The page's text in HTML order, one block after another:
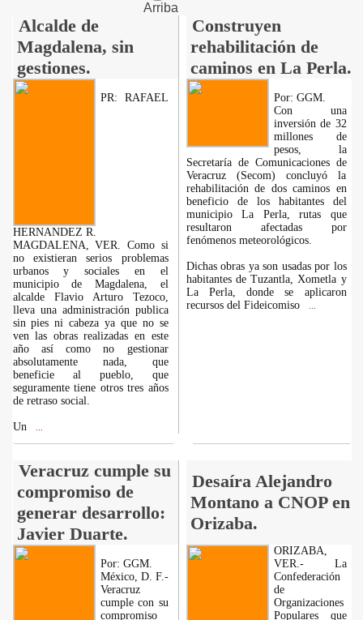
Arriba
Alcalde de
Magdalena, sin
gestiones.
Construyen
rehabilitación de
caminos en La Perla.
PR: RAFAEL
HERNANDEZ R.
MAGDALENA, VER. Como si
no existieran serios problemas
urbanos y sociales en el
municipio de Magdalena, el
alcalde Flavio Arturo Tezoco,
lleva una administración publica
sin pies ni cabeza ya que no se
ven las obras realizadas en este
año así como no gestionar
absolutamente nada, que
beneficie al pueblo, que
seguramente tiene otros tres años
de retraso social.
Un
Por: GGM.
Con una
inversión de 32
millones de
pesos, la
Secretaría de Comunicaciones de
Veracruz (Secom) concluyó la
rehabilitación de dos caminos en
beneficio de los habitantes del
municipio La Perla, rutas que
resultaron afectadas por
fenómenos meteorológicos.
Dichas obras ya son usadas por los
habitantes de Tuzantla, Xometla y
La Perla, donde se aplicaron
recursos del Fideicomiso
Veracruz cumple su
compromiso de
generar desarrollo:
Javier Duarte.
Desaíra Alejandro
Montano a CNOP en
Orizaba.
Por: GGM.
México, D. F.-
Veracruz
cumple con su
compromiso
ORIZABA,
VER.- La
Confederación
de
Organizaciones
Populares que